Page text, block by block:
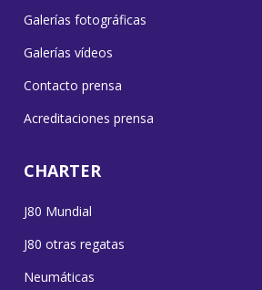
Galerías fotográficas
Galerías vídeos
Contacto prensa
Acreditaciones prensa
CHARTER
J80 Mundial
J80 otras regatas
Neumáticas